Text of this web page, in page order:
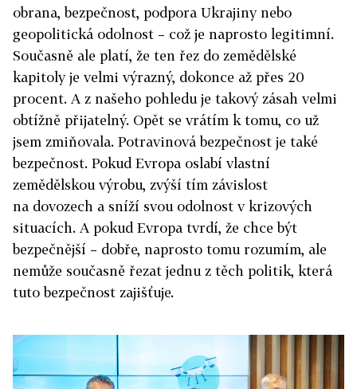
obrana, bezpečnost, podpora Ukrajiny nebo
geopolitická odolnost – což je naprosto legitimní.
Současně ale platí, že ten řez do zemědělské
kapitoly je velmi výrazný, dokonce až přes 20
procent. A z našeho pohledu je takový zásah velmi
obtížně přijatelný. Opět se vrátím k tomu, co už
jsem zmiňovala. Potravinová bezpečnost je také
bezpečnost. Pokud Evropa oslabí vlastní
zemědělskou výrobu, zvýší tím závislost
na dovozech a sníží svou odolnost v krizových
situacích. A pokud Evropa tvrdí, že chce být
bezpečnější – dobře, naprosto tomu rozumím, ale
nemůže současně řezat jednu z těch politik, která
tuto bezpečnost zajišťuje.